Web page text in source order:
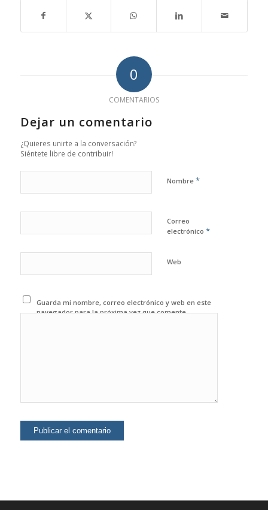
0
COMENTARIOS
Dejar un comentario
¿Quieres unirte a la conversación?
Siéntete libre de contribuir!
Nombre *
Correo
electrónico *
Web
Guarda mi nombre, correo electrónico y web en este
navegador para la próxima vez que comente.